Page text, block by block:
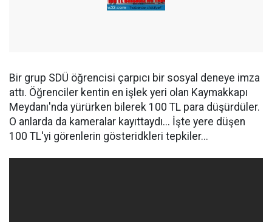
Bir grup SDÜ öğrencisi çarpıcı bir sosyal deneye imza
attı. Öğrenciler kentin en işlek yeri olan Kaymakkapı
Meydanı'nda yürürken bilerek 100 TL para düşürdüler.
O anlarda da kameralar kayıttaydı... İşte yere düşen
100 TL'yi görenlerin gösteridkleri tepkiler...